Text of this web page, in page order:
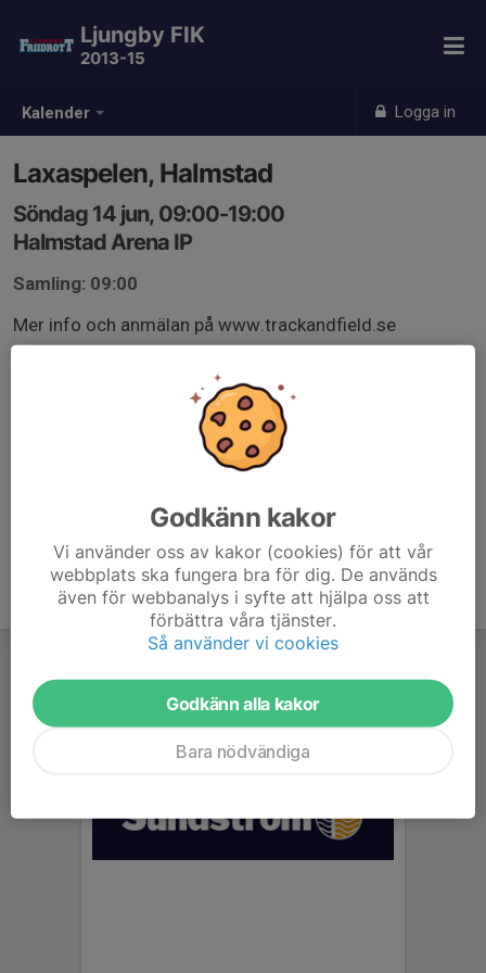
Kalender Logga in
Ljungby FIK
2013-15
Laxaspelen, Halmstad
Söndag 14 jun, 09:00-19:00
Halmstad Arena IP
Samling: 09:00
Mer info och anmälan på www.trackandfield.se
Godkänn kakor
Vi använder oss av kakor (cookies) för att vår
webbplats ska fungera bra för dig. De används
även för webbanalys i syfte att hjälpa oss att
förbättra våra tjänster.
Så använder vi cookies
Godkänn alla kakor
Bara nödvändiga